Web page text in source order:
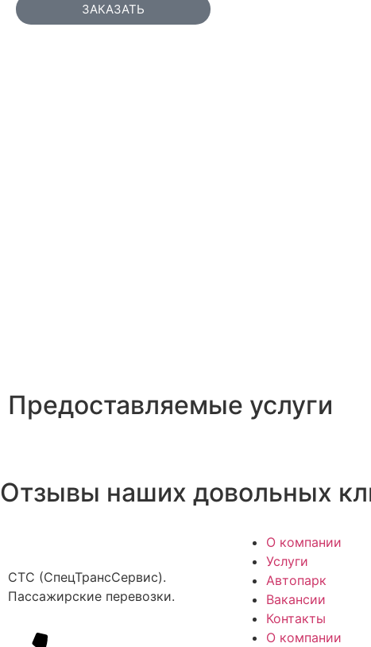
ЗАКАЗАТЬ
Предоставляемые услуги
Отзывы наших довольных
СТС (СпецТрансСервис).
Пассажирские перевозки.
О компании
Услуги
Автопарк
Вакансии
Контакты
О компании